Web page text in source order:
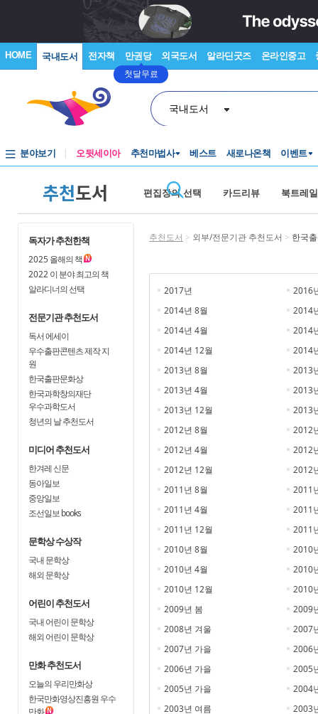
HOME 국내도서 전자책 만권당
첫달무료
외국도서 알라딘굿즈 온라인중고
국내도서
분야보기 오뒷세이아 추천마법사 베스트 새로나온책 이벤트
추천도서 편집장의 선택 카드리뷰 북트레
독자가 추천한책
2025올해의 책
2022이 분야 최고의 책
알라디너의 선택
전문기관 추천도서
독서 에세이
우수출판콘텐츠 제작 지
원
한국출판문화상
한국과학창의재단
우수과학도서
청년의 날 추천도서
미디어 추천도서
한겨레 신문
동아일보
중앙일보
조선일보 books
문학상 수상작
국내 문학상
해외 문학상
어린이 추천도서
국내 어린이 문학상
해외 어린이 문학상
만화 추천도서
오늘의 우리만화상
한국만화영상진흥원 우수
만화
추천도서 > 외부/전문기관 추천도서 > 한국
2017년
2016
2014년 8월
2014
2014년 4월
2014
2014년 12월
2014
2013년 8월
2013
2013년 4월
2013
2013년 12월
2013
2012년 8월
2012
2012년 4월
2012
2012년 12월
2012
2011년 8월
2011
2011년 4월
2011
2011년 12월
2011
2010년 8월
2010
2010년 4월
2010
2010년 12월
2010
2009년 봄
2009
2008년 겨울
2007
2007년 가을
2006
2006년 가을
2005
2005년 가을
2004
2003년 여름
2003